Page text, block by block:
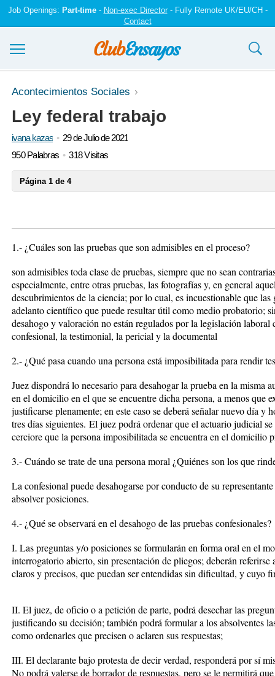
Job Openings: Part-time- Non-exec Director- Fully Remote UK/EU/CH -
Contact
Ensayos y trabajos
Registrarse
Iniciar sesión
Acontecimientos Sociales
Ley federal trabajo
ivana kazas
29 de Julio de 2021
950 Palabras
318 Visitas
Página 1 de 4
1.- ¿Cuáles son las pruebas que son admisibles en el proceso?
son admisibles toda clase de pruebas, siempre que no sean
especialmente, entre otras pruebas, las fotografías y, en general
descubrimientos de la ciencia; por lo cual, es incuestionable que
adelanto científico que puede resultar útil como medio probatorio;
desahogo y valoración no están regulados por la legislación laboral
confesional, la testimonial, la pericial y la documental
2.- ¿Qué pasa cuando una persona está imposibilitada para rendir
Juez dispondrá lo necesario para desahogar la prueba en la misma
en el domicilio en el que se encuentre dicha persona, a menos que
justificarse plenamente; en este caso se deberá señalar nuevo día y
tres días siguientes. El juez podrá ordenar que el actuario judicial
cerciore que la persona imposibilitada se encuentra en el domicilio
3.- Cuándo se trate de una persona moral ¿Quiénes son los que
La confesional puede desahogarse por conducto de su
absolver posiciones.
4.- ¿Qué se observará en el desahogo de las pruebas confesionales?
I. Las preguntas y/o posiciones se formularán en forma oral en el
interrogatorio abierto, sin presentación de pliegos; deberán
claros y precisos, que puedan ser entendidas sin dificultad, y cuyo
II. El juez, de oficio o a petición de parte, podrá desechar las
justificando su decisión; también podrá formular a los absolventes
como ordenarles que precisen o aclaren sus respuestas;
III. El declarante bajo protesta de decir verdad, responderá por sí
No podrá valerse de borrador de respuestas, pero se le permitirá